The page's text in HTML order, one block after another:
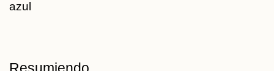
Resumiendo